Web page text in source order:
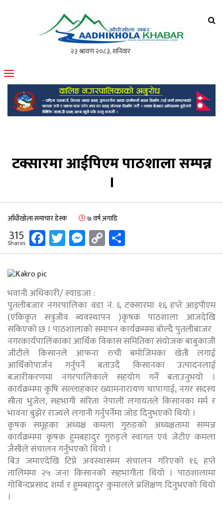
मोफसलकै लोकप्रिय अनलाइन पत्रिका
टक्सारमा आईपिएम पाठशाला सम्पन्न
।
आँधीखोला समाचार डेस्क ७ वर्ष अगाडि
315
Shares Facebook
Twitter
Messenger
Copy
Link
भवानी अधिकारी/ स्याङजा :
पुतलीबजार नगरपालिका वडा नं. ६ टक्सारमा १६ हप्ते आइपीएम
(एकिकृत सत्रुजीव ब्यवस्थापन )कृषक पाठशाला आजदेखि
सकिएको छ । पाठशालाको समापन कार्यक्रममा बोल्दै पुतलीबाजर
नगरकार्यपालिकाका आर्थिक विकास समितिका संयोजक बाबुकाजी
जीटीले किसानले आफना रुची बमोजिमका खेती लगाई
आर्थिकोपार्जन गर्नुपर्ने बताउदै किसानका उत्पादनलाई
बजारीकरणमा नगरपालिकाले सहयोग गर्ने बताउनुभयो ।
कार्यक्रममा कृषि सल्लाहकार ख्यामनारायण चापागाई, नगर सदस्य
सीता भुजेल, सहभागी सरिता नेपाली लगायतले किसानका मर्म र
भावना बुझेर राज्यले लगानी गर्नुपर्नेमा जोड दिनुभएको थियो ।
कृषक समूहका अध्यक्ष कमला गुरुङको अध्यक्षतामा सम्पन्न
कार्यक्रममा कृषक हुमबहादुर गुरुङ्ले स्वागत एवं जेटीए कमला
जैसीले संचालन गर्नुभएको थियो ।
बिउ जमाएदेखि टिप्ने अवस्थासम्म संचालन गरिएको १६ हप्ते
तालिममा २५ जना किसानको सहभागीता थियो । पाठशालामा
गोबिन्दप्रसाद शर्मा र हुमबहादुर कुमालले प्रशिक्षण दिनुभएको थियो
।